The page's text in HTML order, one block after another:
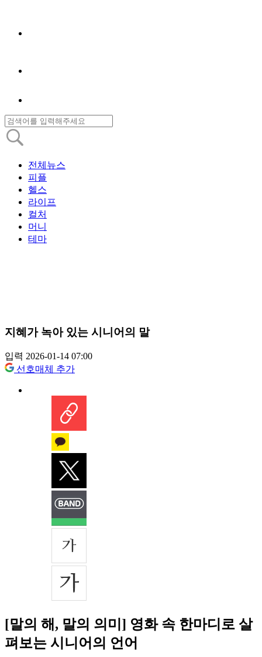
전체뉴스
피플
헬스
라이프
컬처
머니
테마
지혜가 녹아 있는 시니어의 말
입력 2026-01-14 07:00
선호매체 추가
[말의 해, 말의 의미] 영화 속 한마디로 살
펴보는 시니어의 언어